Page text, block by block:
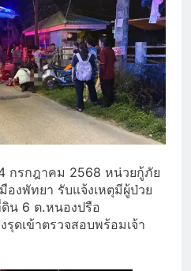
กรกฎาคม 2568 หน่วยกู้ภัย
งพัทยา รับแจ้งเหตุมีผู้ป่วย
น 6 ต.หนองปรือ
รุดเข้าตรวจสอบพร้อมเจ้า